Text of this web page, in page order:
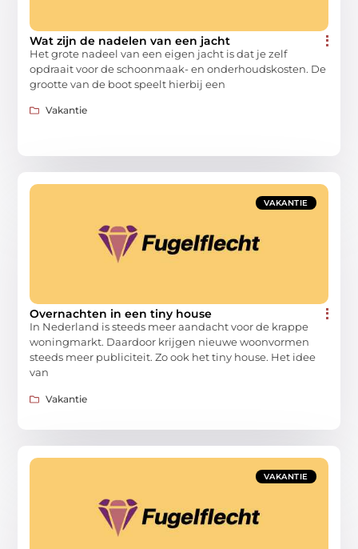
Wat zijn de nadelen van een jacht
Het grote nadeel van een eigen jacht is dat je zelf
opdraait voor de schoonmaak- en onderhoudskosten. De
grootte van de boot speelt hierbij een
Vakantie
VAKANTIE
Overnachten in een tiny house
In Nederland is steeds meer aandacht voor de krappe
woningmarkt. Daardoor krijgen nieuwe woonvormen
steeds meer publiciteit. Zo ook het tiny house. Het idee
van
Vakantie
VAKANTIE